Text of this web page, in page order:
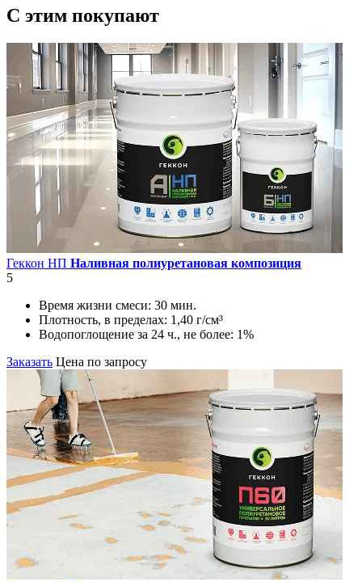
C этим покупают
Геккон НП Наливная полиуретановая композиция
5
Время жизни смеси: 30 мин.
Плотность, в пределах: 1,40 г/см³
Водопоглощение за 24 ч., не более: 1%
Заказать Цена по запросу